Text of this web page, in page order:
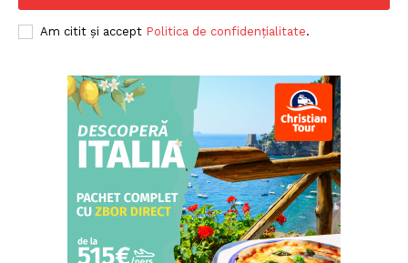
Am citit și accept Politica de confidențialitate.